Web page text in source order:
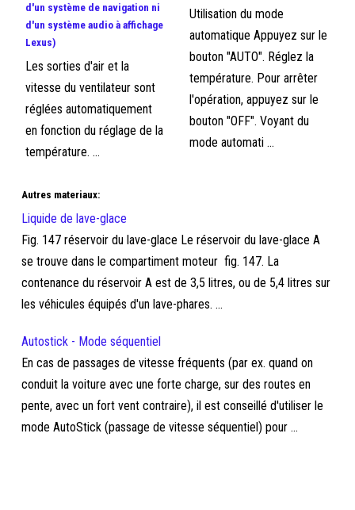
d'un système de navigation ni
d'un système audio à affichage
Lexus)
Les sorties d'air et la
vitesse du ventilateur sont
réglées automatiquement
en fonction du réglage de la
température. ...
Utilisation du mode
automatique Appuyez sur le
bouton "AUTO". Réglez la
température. Pour arrêter
l'opération, appuyez sur le
bouton "OFF". Voyant du
mode automati ...
Autres materiaux:
Liquide de lave-glace
Fig. 147 réservoir du lave-glace Le réservoir du lave-glace A
se trouve dans le compartiment moteur fig. 147. La
contenance du réservoir A est de 3,5 litres, ou de 5,4 litres sur
les véhicules équipés d'un lave-phares. ...
Autostick - Mode séquentiel
En cas de passages de vitesse fréquents (par ex. quand on
conduit la voiture avec une forte charge, sur des routes en
pente, avec un fort vent contraire), il est conseillé d'utiliser le
mode AutoStick (passage de vitesse séquentiel) pour ...